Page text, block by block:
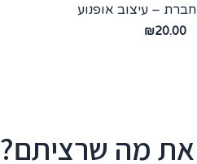
– עיצוב אופנוע
₪20.00
מה שרציתם?